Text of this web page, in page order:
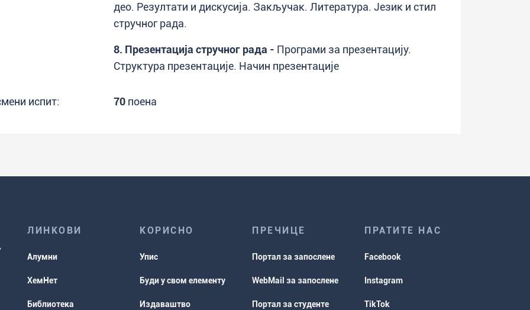
део. Резултати и дискусија. Закључак. Литература. Језик и стил
стручног рада.
8. Презентација стручног рада - Програми за презентацију.
Структура презентације. Начин презентације
испит: 70 поена
ЛИНКОВИ
Алумни
ХемНет
Библиотека
КОРИСНО
Упис
Буди у свом елементу
Издаваштво
ПРЕЧИЦЕ
Портал за запослене
WebMail за запослене
Портал за студенте
ПРАТИТЕ НАС
Facebook
Instagram
TikTok